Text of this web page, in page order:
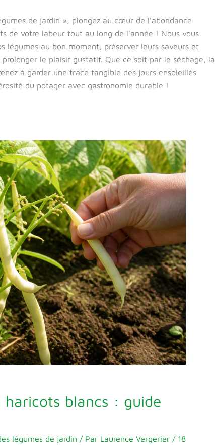
de jardin », plongez au cœur de l’abondance
de votre labeur tout au long de l’année ! Nous vous
légumes au bon moment, préserver leurs saveurs et
le plaisir gustatif. Que ce soit par le séchage, la
à garder une trace tangible des jours ensoleillés
du potager avec gastronomie durable !
blancs : guide
légumes de jardin / Par Laurence Vergerier / 18